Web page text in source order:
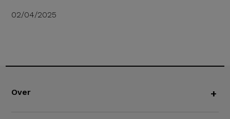
02/04/2025
Over +